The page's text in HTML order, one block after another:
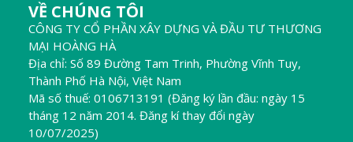
VỀ CHÚNG TÔI
CÔNG TY CỔ PHẦN XÂY DỰNG VÀ ĐẦU TƯ THƯƠNG
MẠI HOÀNG HÀ
Địa chỉ: Số 89 Đường Tam Trinh, Phường Vĩnh Tuy,
Thành Phố Hà Nội, Việt Nam
Mã số thuế: 0106713191 (Đăng ký lần đầu: ngày 15
tháng 12 năm 2014. Đăng kí thay đổi ngày
10/07/2025)